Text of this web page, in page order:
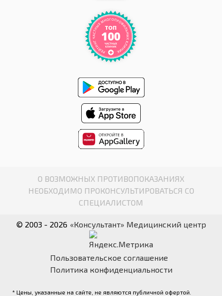
О ВОЗМОЖНЫХ ПРОТИВОПОКАЗАНИЯХ
НЕОБХОДИМО ПРОКОНСУЛЬТИРОВАТЬСЯ СО
СПЕЦИАЛИСТОМ
© 2003 - 2026 «Консультант» Медицинский центр
Пользовательское соглашение
Политика конфиденциальности
* Цены, указанные на сайте, не являются публичной офертой.